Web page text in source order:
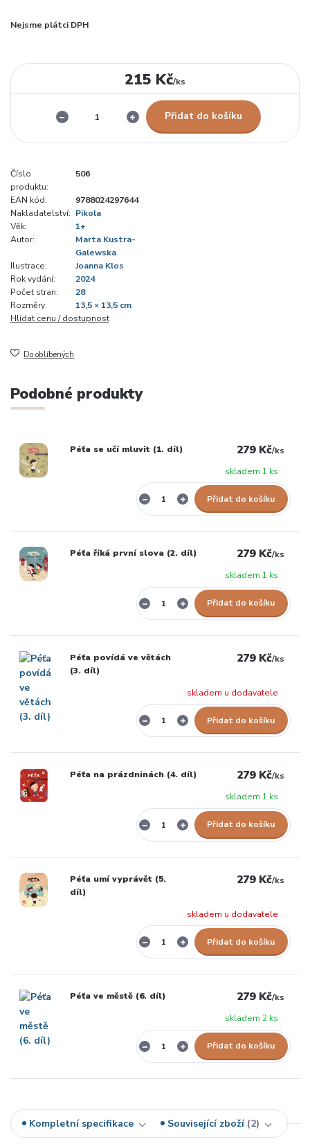
Nejsme plátci DPH
215 Kč/ks
Přidat do košíku
Číslo
produktu:
506
EAN kód:
9788024297644
Nakladatelství: Pikola
Věk:
1+
Autor:
Marta Kustra-
Galewska
Ilustrace:
Joanna Klos
Rok vydání:
2024
Počet stran:
28
Rozměry:
13,5 × 13,5 cm
Hlídat cenu / dostupnost
Do oblíbených
Podobné produkty
Péťa se učí mluvit (1. díl) 279 Kč/ks
skladem 1 ks
Přidat do košíku
Péťa říká první slova (2. díl) 279 Kč/ks
skladem 1 ks
Přidat do košíku
Péťa povídá ve větách
(3. díl)
279 Kč/ks
skladem u dodavatele
Přidat do košíku
Péťa na prázdninách (4. díl) 279 Kč/ks
skladem 1 ks
Přidat do košíku
Péťa umí vyprávět (5.
díl)
279 Kč/ks
skladem u dodavatele
Přidat do košíku
Péťa ve městě (6. díl) 279 Kč/ks
skladem 2 ks
Přidat do košíku
Kompletní specifikace Související zboží 2